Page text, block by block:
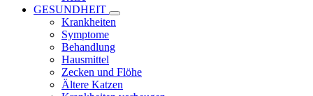
GESUNDHEIT
Krankheiten
Symptome
Behandlung
Hausmittel
Zecken und Flöhe
Ältere Katzen